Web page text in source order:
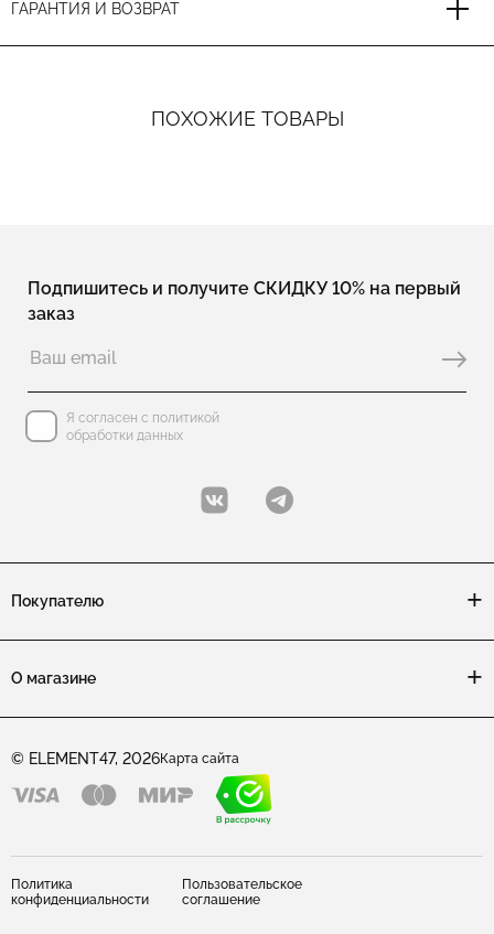
ГАРАНТИЯ И ВОЗВРАТ
ПОХОЖИЕ ТОВАРЫ
Подпишитесь и получите СКИДКУ 10% на первый
заказ
Я согласен с политикой
обработки данных
Покупателю
О магазине
© ELEMENT47, 2026Карта сайта
Политика
конфиденциальности
Пользовательское
соглашение